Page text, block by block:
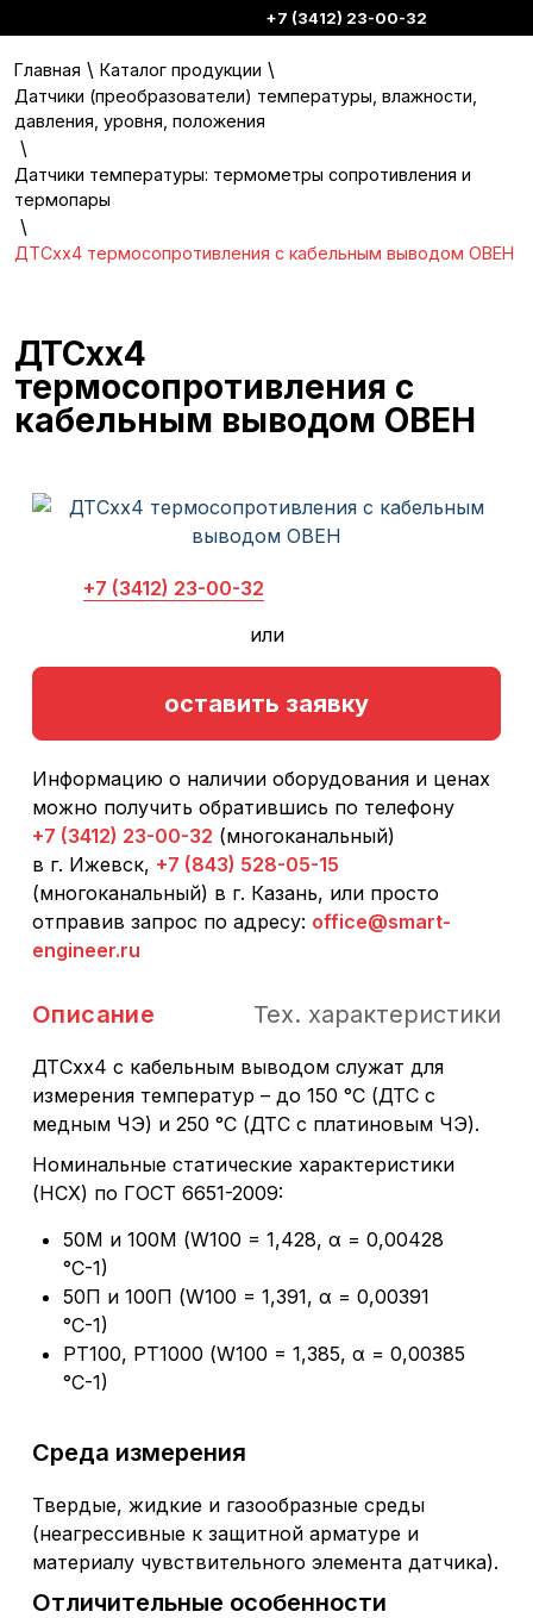
+7 (3412) 23-00-32
Главная \ Каталог продукции \
Датчики (преобразователи) температуры, влажности,
давления, уровня, положения
\
Датчики температуры: термометры сопротивления и
термопары
\
ДТСхх4 термосопротивления с кабельным выводом ОВЕН
ДТСхх4
термосопротивления с
кабельным выводом ОВЕН
+7 (3412) 23-00-32
или
оставить заявку
Информацию о наличии оборудования и ценах
можно получить обратившись по телефону
+7 (3412) 23-00-32 (многоканальный)
в г. Ижевск, +7 (843) 528-05-15
(многоканальный) в г. Казань, или просто
отправив запрос по адресу: office@smart-
engineer.ru
Описание Тех. характеристики
ДТСхх4 с кабельным выводом служат для
измерения температур – до 150 °С (ДТС с
медным ЧЭ) и 250 °С (ДТС с платиновым ЧЭ).
Номинальные статические характеристики
(НСХ) по ГОСТ 6651-2009:
50М и 100М (W100 = 1,428, α = 0,00428
°С-1)
50П и 100П (W100 = 1,391, α = 0,00391
°С-1)
РТ100, РТ1000 (W100 = 1,385, α = 0,00385
°С-1)
Среда измерения
Твердые, жидкие и газообразные среды
(неагрессивные к защитной арматуре и
материалу чувствительного элемента датчика).
Отличительные особенности